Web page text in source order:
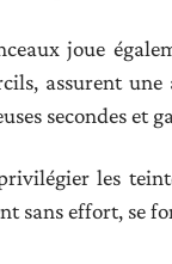
joue
assurent
secondes
les
sans effort, se